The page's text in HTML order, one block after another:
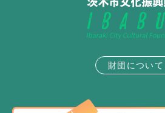
財団について